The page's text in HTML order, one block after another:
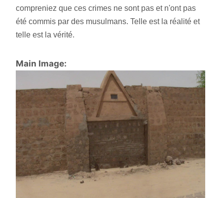
compreniez que ces crimes ne sont pas et n'ont pas
été commis par des musulmans. Telle est la réalité et
telle est la vérité.
Main Image: